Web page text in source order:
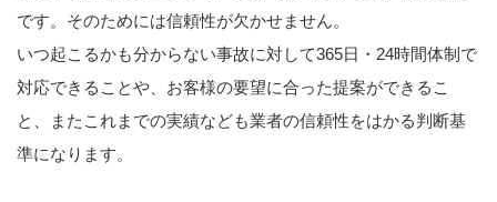
です。そのためには信頼性が欠かせません。
いつ起こるかも分からない事故に対して365日・24時間体制で
対応できることや、お客様の要望に合った提案ができるこ
と、またこれまでの実績なども業者の信頼性をはかる判断基
準になります。